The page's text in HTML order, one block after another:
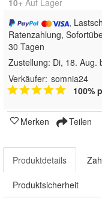
10+ Auf Lager
,
Ratenzahlung,
30 Tagen
Zustellung: Di, 18. Aug.
Verkäufer: somnia24
100%
Merken Teilen
Produktdetails
Produktsicherheit